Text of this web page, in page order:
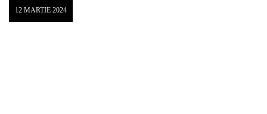
DISTRIBUIE PAGINA PE:
12 MARTIE 2024